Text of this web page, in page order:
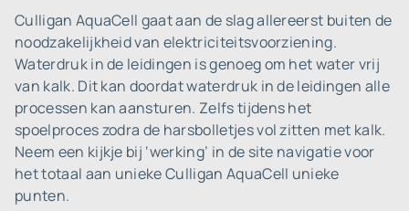
Culligan AquaCell gaat aan de slag allereerst buiten de
noodzakelijkheid van elektriciteitsvoorziening.
Waterdruk in de leidingen is genoeg om het water vrij
van kalk. Dit kan doordat waterdruk in de leidingen alle
processen kan aansturen. Zelfs tijdens het
spoelproces zodra de harsbolletjes vol zitten met kalk.
Neem een kijkje bij ‘werking’ in de site navigatie voor
het totaal aan unieke Culligan AquaCell unieke
punten.